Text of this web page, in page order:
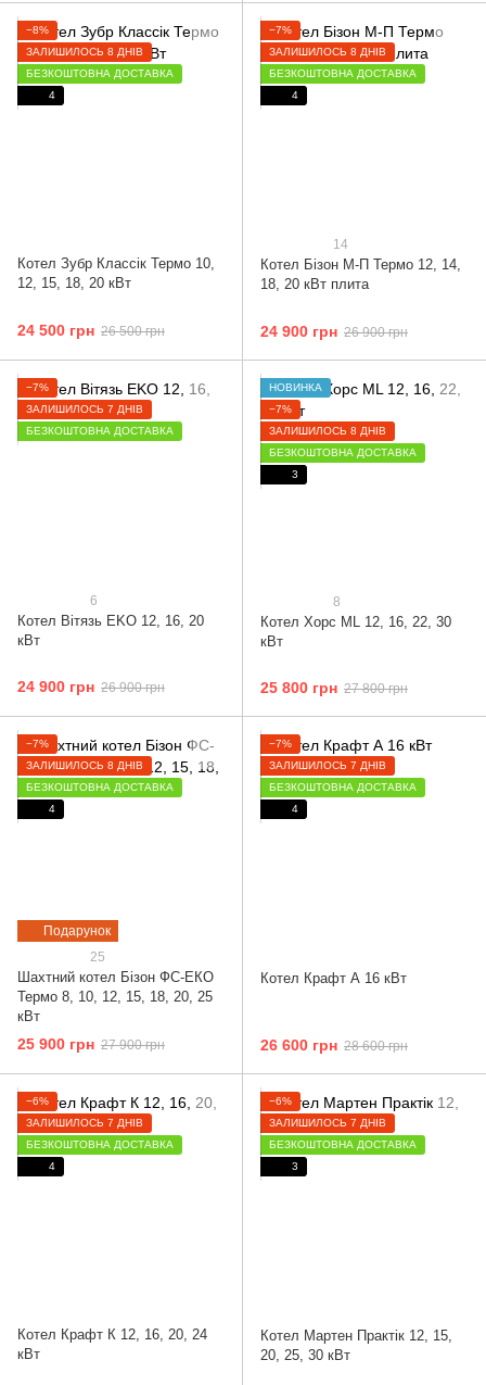
−8%
ЗАЛИШИЛОСЬ 8 ДНІВ
БЕЗКОШТОВНА ДОСТАВКА
4
Котел Зубр Классік Термо 10,
12, 15, 18, 20 кВт
24 500 грн 26 500 грн
−7%
ЗАЛИШИЛОСЬ 8 ДНІВ
БЕЗКОШТОВНА ДОСТАВКА
4
14
Котел Бізон М-П Термо 12, 14,
18, 20 кВт плита
24 900 грн 26 900 грн
−7%
ЗАЛИШИЛОСЬ 7 ДНІВ
БЕЗКОШТОВНА ДОСТАВКА
6
Котел Вітязь ЕKO 12, 16, 20
кВт
24 900 грн 26 900 грн
НОВИНКА
−7%
ЗАЛИШИЛОСЬ 8 ДНІВ
БЕЗКОШТОВНА ДОСТАВКА
3
8
Котел Хорс ML 12, 16, 22, 30
кВт
25 800 грн 27 800 грн
Подарунок
−7%
ЗАЛИШИЛОСЬ 8 ДНІВ
БЕЗКОШТОВНА ДОСТАВКА
4
25
Шахтний котел Бізон ФС-ЕКО
Термо 8, 10, 12, 15, 18, 20, 25
кВт
25 900 грн 27 900 грн
−7%
ЗАЛИШИЛОСЬ 7 ДНІВ
БЕЗКОШТОВНА ДОСТАВКА
4
Котел Крафт А 16 кВт
26 600 грн 28 600 грн
−6%
ЗАЛИШИЛОСЬ 7 ДНІВ
БЕЗКОШТОВНА ДОСТАВКА
4
Котел Крафт К 12, 16, 20, 24
кВт
−6%
ЗАЛИШИЛОСЬ 7 ДНІВ
БЕЗКОШТОВНА ДОСТАВКА
3
Котел Мартен Практік 12, 15,
20, 25, 30 кВт